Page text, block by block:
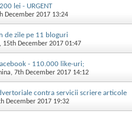
lei - URGENT
December 2017 13:24
de zile pe 11 bloguri
, 15th December 2017 01:47
- 110.000 like-uri;
, 7th December 2017 14:12
contra servicii scriere articole
December 2017 19:32